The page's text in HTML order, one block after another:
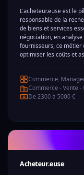
L'acheteur.euse est le
responsable de la
de biens et services
négociation, en
fournisseurs, ce
optimiser les coûts et
Commerce,
Commerce - Vente
De 2300 à 5000 €
Acheteur.euse